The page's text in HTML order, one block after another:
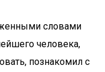
словами
человека,
познакомил с